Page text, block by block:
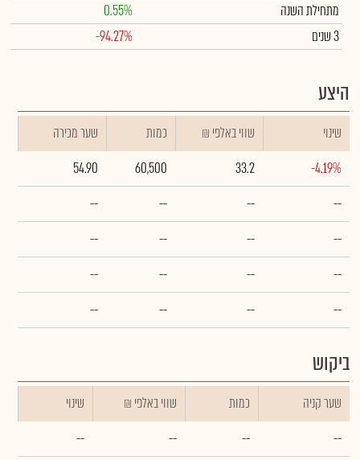
מתחילת השנה
0.55%
3 שנים
-94.27%
היצע
שינוי ₪ שווי באלפי כמות
שער מכירה
-4.19%
33.2
60,500
54.90
--
--
--
--
--
--
--
--
--
--
--
--
--
--
--
--
ביקוש
שער קניה כמות ₪ שווי באלפי
שינוי
--
--
--
--